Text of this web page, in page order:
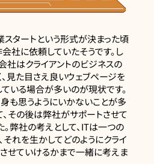
タートという形式が決まった頃
社に依頼していたそうです。し
社はクライアントのビジネスの
見た目さえ良いウェブページを
いる場合が多いのが現状です。
も思うようにいかないことが多
、その後は弊社がサポートさせて
。弊社の考えとして、ITは一つの
それを生かしてどのようにクライ
せていけるかまで一緒に考えま